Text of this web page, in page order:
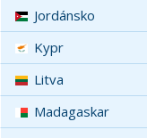
Jordánsko
Kypr
Litva
Madagaskar